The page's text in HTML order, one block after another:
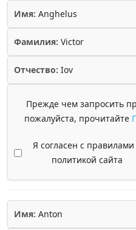
Имя: Anghelus
Фамилия: Victor
Отчество: Iov
Прежде чем запросить
пожалуйста, прочитайте
Я согласен с правилами
политикой сайта
Имя: Anton